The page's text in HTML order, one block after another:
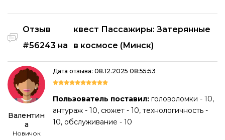
Отзыв
#56243 на
квест Пассажиры: Затерянные
в космосе (Минск)
Валентин
а
Новичок
Дата отзыва: 08.12.2025 08:55:53
Пользователь поставил: головоломки - 10,
антураж - 10, сюжет - 10, технологичность -
10, обслуживание - 10